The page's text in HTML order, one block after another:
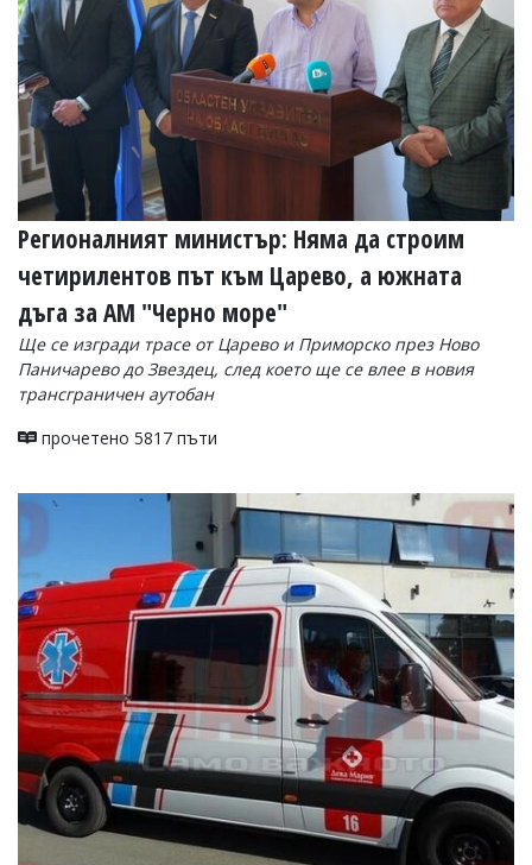
УКРАЙНА
СПОРТ
РАЗСЛЕДВАНЕ
БИЗНЕС
ЮГ
Управители:
Веселин
email:
v.vasilev@flagman.bg
Катя
Касабова,
еmail:k.kassabova@flagman.bg
Главен
редактор:
Иван
email:
office@flagman.bg
Коментарите
под
статиите
се
въвеждат
от
читателите
редакцията
не
носи
отговорност
тях!
Регионалният министър: Няма да строим
четирилентов път към Царево, а южната
дъга за АМ "Черно море"
Ще се изгради трасе от Царево и Приморско през Ново
Паничарево до Звездец, след което ще се влее в новия
трансграничен аутобан
прочетено 5817 пъти